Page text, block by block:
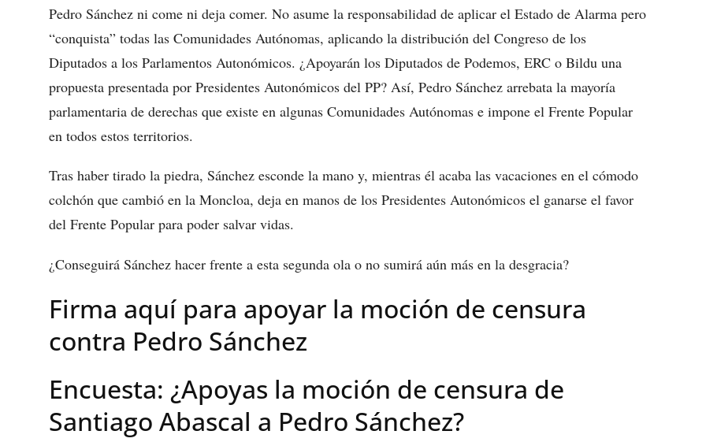
Pedro Sánchez ni come ni deja comer. No asume la responsabilidad de aplicar el Estado de Alarma pero
“conquista” todas las Comunidades Autónomas, aplicando la distribución del Congreso de los
Diputados a los Parlamentos Autonómicos. ¿Apoyarán los Diputados de Podemos, ERC o Bildu una
propuesta presentada por Presidentes Autonómicos del PP? Así, Pedro Sánchez arrebata la mayoría
parlamentaria de derechas que existe en algunas Comunidades Autónomas e impone el Frente Popular
en todos estos territorios.
Tras haber tirado la piedra, Sánchez esconde la mano y, mientras él acaba las vacaciones en el cómodo
colchón que cambió en la Moncloa, deja en manos de los Presidentes Autonómicos el ganarse el favor
del Frente Popular para poder salvar vidas.
¿Conseguirá Sánchez hacer frente a esta segunda ola o no sumirá aún más en la desgracia?
Firma aquí para apoyar la moción de censura
contra Pedro Sánchez
Encuesta: ¿Apoyas la moción de censura de
Santiago Abascal a Pedro Sánchez?